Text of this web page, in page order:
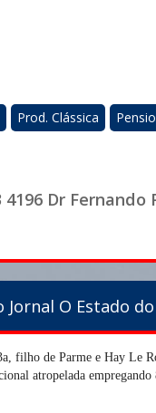
Prod. Clássica
4196 Dr
O Estado
filho de Parme e Hay Le
atropelada empregando